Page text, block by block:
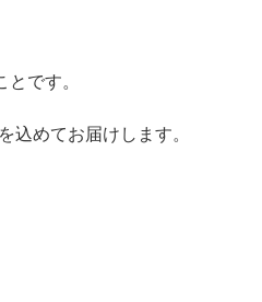
です。
めてお届けします。